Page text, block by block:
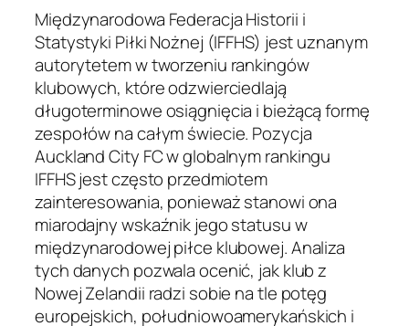
Międzynarodowa Federacja Historii i
Statystyki Piłki Nożnej (IFFHS) jest uznanym
autorytetem w tworzeniu rankingów
klubowych, które odzwierciedlają
długoterminowe osiągnięcia i bieżącą formę
zespołów na całym świecie. Pozycja
Auckland City FC w globalnym rankingu
IFFHS jest często przedmiotem
zainteresowania, ponieważ stanowi ona
miarodajny wskaźnik jego statusu w
międzynarodowej piłce klubowej. Analiza
tych danych pozwala ocenić, jak klub z
Nowej Zelandii radzi sobie na tle potęg
europejskich, południowoamerykańskich i